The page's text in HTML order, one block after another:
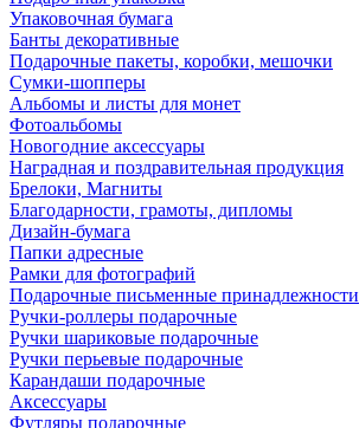
Упаковочная бумага
Банты декоративные
Подарочные пакеты, коробки, мешочки
Сумки-шопперы
Альбомы и листы для монет
Фотоальбомы
Новогодние аксессуары
Наградная и поздравительная продукция
Брелоки, Магниты
Благодарности, грамоты, дипломы
Дизайн-бумага
Папки адресные
Рамки для фотографий
Подарочные письменные принадлежности
Ручки-роллеры подарочные
Ручки шариковые подарочные
Ручки перьевые подарочные
Карандаши подарочные
Аксессуары
Футляры подарочные